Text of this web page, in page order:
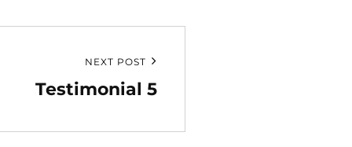
NEXT POST
Testimonial 5